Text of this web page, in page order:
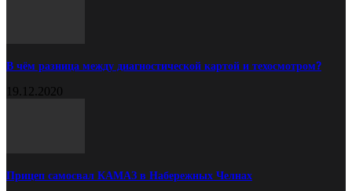
В чём разница между диагностической картой и техосмотром?
19.12.2020
Прицеп самосвал КАМАЗ в Набережных Челнах